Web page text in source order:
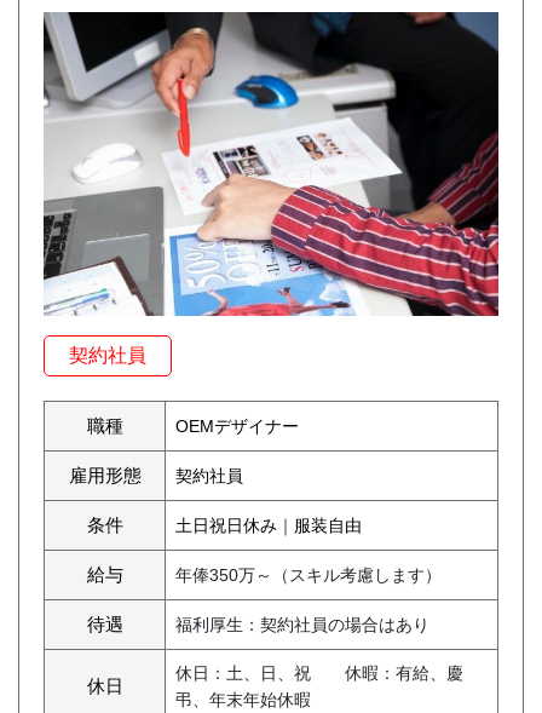
契約社員
職種 OEMデザイナー
雇用形態 契約社員
条件 土日祝日休み ｜ 服装自由
給与 年俸350万～（スキル考慮します）
待遇 福利厚生：契約社員の場合はあり
休日
休日：土、日、祝 休暇：有給、慶
弔、年末年始休暇